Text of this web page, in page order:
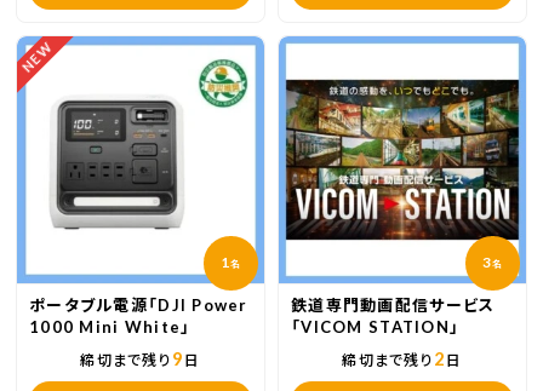
NEW
1 名
ポータブル電源「DJI Power
1000 Mini White」
締切まで残り 9 日
3名
鉄道専門動画配信サービス
「VICOM STATION」
締切まで残り 2 日